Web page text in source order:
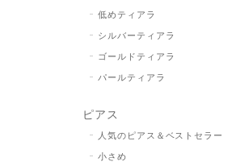
低めティアラ
シルバーティアラ
ゴールドティアラ
パールティアラ
ピアス
人気のピアス＆ベストセラー
小さめ